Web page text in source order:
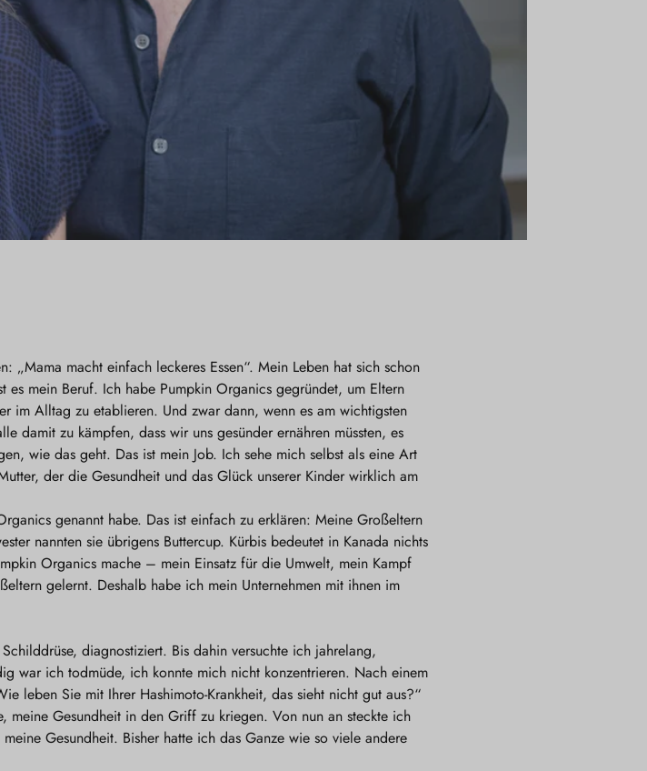
„Mama macht einfach leckeres Essen“. Mein Leben hat sich schon
es mein Beruf. Ich habe Pumpkin Organics gegründet, um Eltern
im Alltag zu etablieren. Und zwar dann, wenn es am wichtigsten
damit zu kämpfen, dass wir uns gesünder ernähren müssten, es
wie das geht. Das ist mein Job. Ich sehe mich selbst als eine Art
der die Gesundheit und das Glück unserer Kinder wirklich am
genannt habe. Das ist einfach zu erklären: Meine Großeltern
nannten sie übrigens Buttercup. Kürbis bedeutet in Kanada nichts
Organics mache – mein Einsatz für die Umwelt, mein Kampf
gelernt. Deshalb habe ich mein Unternehmen mit ihnen im
diagnostiziert. Bis dahin versuchte ich jahrelang,
war ich todmüde, ich konnte mich nicht konzentrieren. Nach einem
leben Sie mit Ihrer Hashimoto-Krankheit, das sieht nicht gut aus?“
Gesundheit in den Griff zu kriegen. Von nun an steckte ich
Gesundheit. Bisher hatte ich das Ganze wie so viele andere